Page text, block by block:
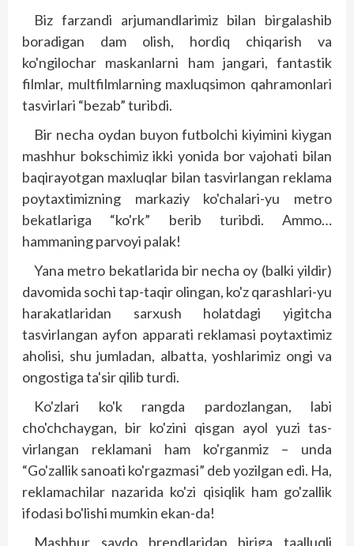
Biz farzandi arjumandlarimiz bilan birgalashib
boradigan dam olish, hordiq chiqarish va
ko'ngilochar maskanlarni ham jangari, fantas­tik
filmlar, multfilmlarning maxluqsimon qahramonlari
tasvirlari “bezab” turibdi.
Bir necha oydan buyon futbolchi kiyimini kiygan
mashhur bokschimiz ikki yonida bor vajohati bilan
baqirayotgan maxluqlar bilan tasvirlangan reklama
poytaxtimizning markaziy ko'chalari-yu metro
bekatlariga “ko'rk” berib turibdi. Ammo…
hammaning parvoyi palak!
Yana metro bekatlarida bir necha oy (balki yildir)
davomida sochi tap-taqir olingan, ko'z qarashlari-yu
harakatlaridan sarxush holatdagi yigitcha
tasvirlangan ayfon apparati reklamasi poytaxtimiz
aholisi, shu jumladan, albatta, yoshlarimiz ongi va
ongostiga ta'sir qilib turdi.
Ko'zlari ko'k rangda pardozlangan, labi
cho'chchaygan, bir ko'zini qisgan ayol yuzi tas­
virlangan reklamani ham ko'rganmiz – unda
“Go'zallik sanoati ko'rgazmasi” deb yozilgan edi. Ha,
reklamachilar nazarida ko'zi qisiqlik ham go'zallik
ifodasi bo'lishi mumkin ekan-da!
Mashhur savdo brendlaridan biriga taalluqli